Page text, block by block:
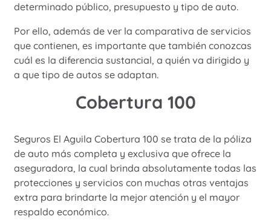
determinado público, presupuesto y tipo de auto.
Por ello, además de ver la comparativa de servicios
que contienen, es importante que también conozcas
cuál es la diferencia sustancial, a quién va dirigido y
a que tipo de autos se adaptan.
Cobertura 100
Seguros El Aguila Cobertura 100 se trata de la póliza
de auto más completa y exclusiva que ofrece la
aseguradora, la cual brinda absolutamente todas las
protecciones y servicios con muchas otras ventajas
extra para brindarte la mejor atención y el mayor
respaldo económico.